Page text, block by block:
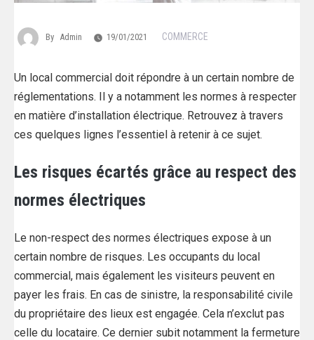
By Admin 19/01/2021 COMMERCE
Un local commercial doit répondre à un certain nombre de
réglementations. Il y a notamment les normes à respecter
en matière d’installation électrique. Retrouvez à travers
ces quelques lignes l’essentiel à retenir à ce sujet.
Les risques écartés grâce au respect des
normes électriques
Le non-respect des normes électriques expose à un
certain nombre de risques. Les occupants du local
commercial, mais également les visiteurs peuvent en
payer les frais. En cas de sinistre, la responsabilité civile
du propriétaire des lieux est engagée. Cela n’exclut pas
celle du locataire. Ce dernier subit notamment la fermeture